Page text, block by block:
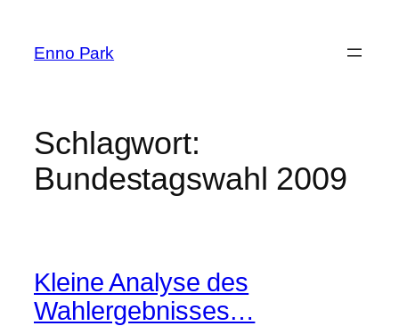
springen
Enno Park
Schlagwort:
Bundestagswahl 2009
Kleine Analyse des
Wahlergebnisses…